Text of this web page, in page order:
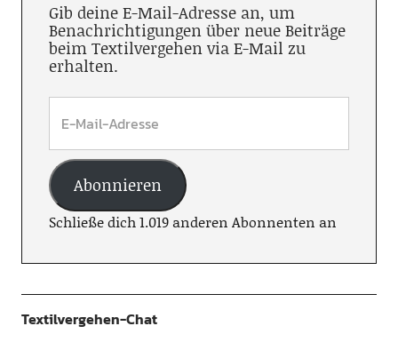
Gib deine E-Mail-Adresse an, um
Benachrichtigungen über neue Beiträge
beim Textilvergehen via E-Mail zu
erhalten.
Abonnieren
Schließe dich 1.019 anderen Abonnenten an
Textilvergehen-Chat